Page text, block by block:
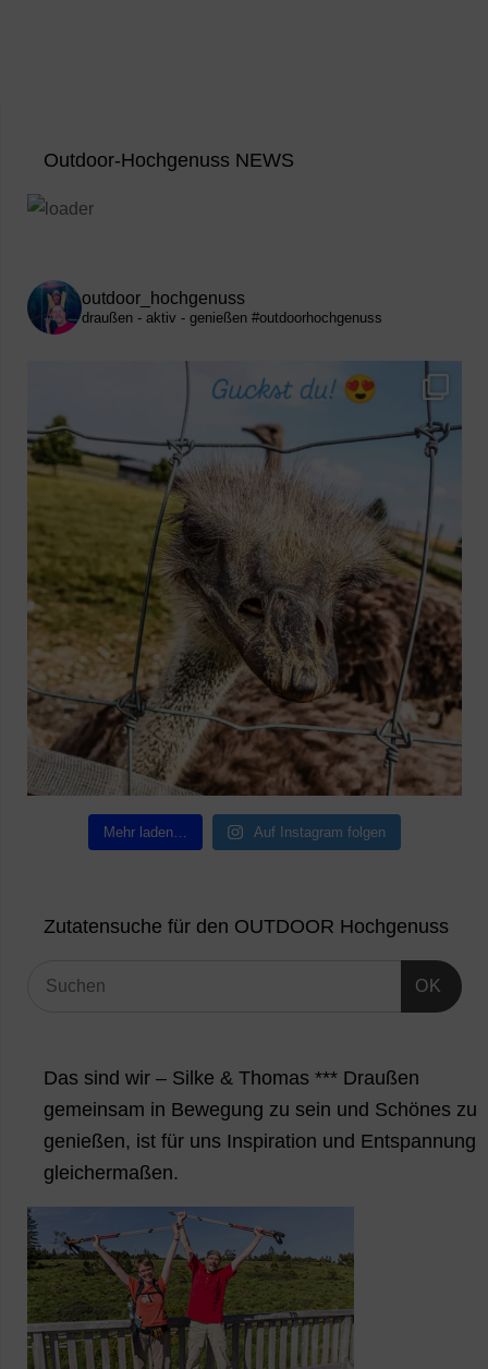
Outdoor-Hochgenuss NEWS
outdoor_hochgenuss
draußen - aktiv - genießen #outdoorhochgenuss
Mehr laden… Auf Instagram folgen
Zutatensuche für den OUTDOOR Hochgenuss
OK
Das sind wir – Silke & Thomas *** Draußen
gemeinsam in Bewegung zu sein und Schönes zu
genießen, ist für uns Inspiration und Entspannung
gleichermaßen.